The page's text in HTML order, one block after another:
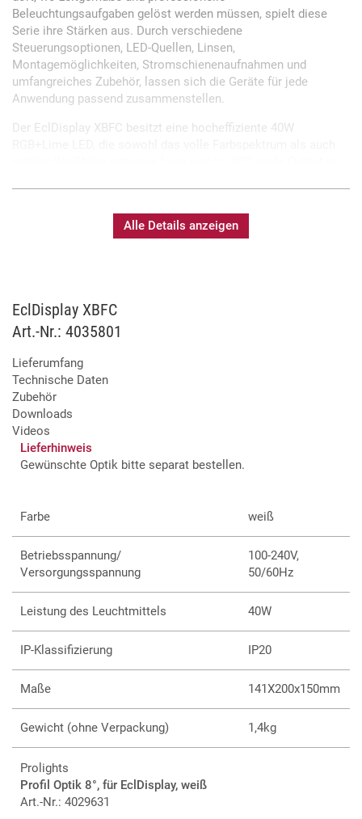
Beleuchtungsaufgaben gelöst werden müssen, spielt diese
Serie ihre Stärken aus. Durch verschiedene
Steuerungsoptionen, LED-Quellen, Linsen,
Montagemöglichkeiten, Stromschienenaufnahmen und
umfangreiches Zubehör, lassen sich die Geräte für jede
Anwendung passend zusammenstellen.
Der EclDisplay XBFC besitzt eine hocheffiziente 40W
sowie per DMX, lokalem Drehknopf oder optional per CRMX
CRMX Modul optional verfügbar
Gehäusefarbe schwarz oder weiß (RAL Töne auf
Vielfältige Optiken erhältlich
Stromschienen-Adapter und umfangreiches Zubehör
lieferbar
Weitere Modelle mit alternativen LED-Quellen und
Steuerungsoptionen verfügbar
Dialux Daten als Download verfügbar
Alle Details anzeigen
EclDisplay XBFC
Art.-Nr.: 4035801
Lieferumfang
Technische Daten
Zubehör
Downloads
Videos
Lieferhinweis
Gewünschte Optik bitte separat bestellen.
Farbe weiß
Betriebsspannung/
Versorgungsspannung
100-240V,
50/60Hz
Leistung des Leuchtmittels 40W
IP-Klassifizierung IP20
Maße 141X200x150mm
Gewicht (ohne Verpackung) 1,4kg
Prolights
Profil Optik 8°, für EclDisplay, weiß
Art.-Nr.: 4029631